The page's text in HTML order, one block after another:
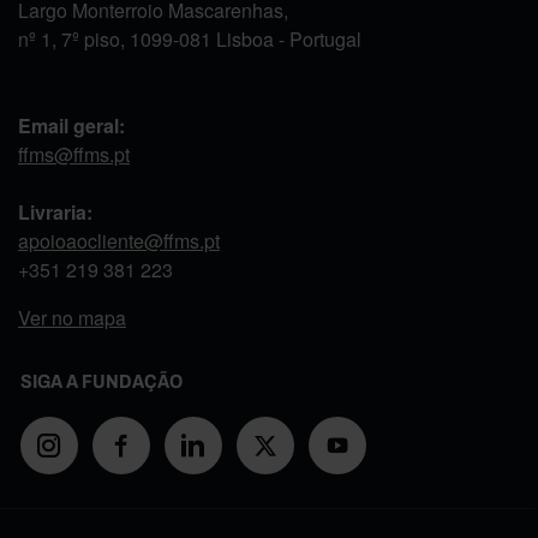
Largo Monterroio Mascarenhas,
nº 1, 7º piso, 1099-081 Lisboa - Portugal
Email geral:
ffms@ffms.pt
Livraria:
apoioaocliente@ffms.pt
+351 219 381 223
Ver no mapa
SIGA A FUNDAÇÃO